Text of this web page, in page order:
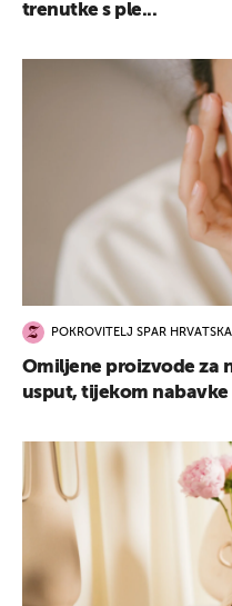
trenutke s ple...
POKROVITELJ SPAR HRVATSKA
Omiljene proizvode za
usput, tijekom